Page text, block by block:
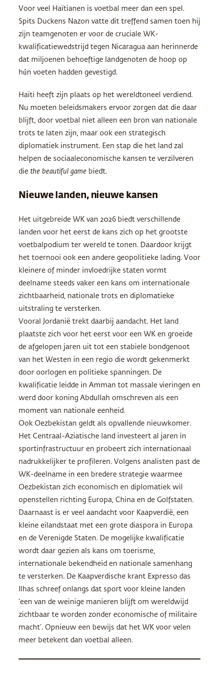
Voor veel Haïtianen is voetbal meer dan een spel.
Spits Duckens Nazon vatte dit treffend samen toen hij
zijn teamgenoten er voor de cruciale WK-
kwalificatiewedstrijd tegen Nicaragua aan herinnerde
dat miljoenen behoeftige landgenoten de hoop op
hún voeten hadden gevestigd.
Haïti heeft zijn plaats op het wereldtoneel verdiend.
Nu moeten beleidsmakers ervoor zorgen dat die daar
blijft, door voetbal niet alleen een bron van nationale
trots te laten zijn, maar ook een strategisch
diplomatiek instrument. Een stap die het land zal
helpen de sociaaleconomische kansen te verzilveren
die the beautiful game biedt.
Nieuwe landen, nieuwe kansen
Het uitgebreide WK van 2026 biedt verschillende
landen voor het eerst de kans zich op het grootste
voetbalpodium ter wereld te tonen. Daardoor krijgt
het toernooi ook een andere geopolitieke lading. Voor
kleinere of minder invloedrijke staten vormt
deelname steeds vaker een kans om internationale
zichtbaarheid, nationale trots en diplomatieke
uitstraling te versterken.
Vooral Jordanië trekt daarbij aandacht. Het land
plaatste zich voor het eerst voor een WK en groeide
de afgelopen jaren uit tot een stabiele bondgenoot
van het Westen in een regio die wordt gekenmerkt
door oorlogen en politieke spanningen. De
kwalificatie leidde in Amman tot massale vieringen en
werd door koning Abdullah omschreven als een
moment van nationale eenheid.
Ook Oezbekistan geldt als opvallende nieuwkomer.
Het Centraal-Aziatische land investeert al jaren in
sportinfrastructuur en probeert zich internationaal
nadrukkelijker te profileren. Volgens analisten past de
WK-deelname in een bredere strategie waarmee
Oezbekistan zich economisch en diplomatiek wil
openstellen richting Europa, China en de Golfstaten.
Daarnaast is er veel aandacht voor Kaapverdië, een
kleine eilandstaat met een grote diaspora in Europa
en de Verenigde Staten. De mogelijke kwalificatie
wordt daar gezien als kans om toerisme,
internationale bekendheid en nationale samenhang
te versterken. De Kaapverdische krant Expresso das
Ilhas schreef onlangs dat sport voor kleine landen
‘een van de weinige manieren blijft om wereldwijd
zichtbaar te worden zonder economische of militaire
macht’. Opnieuw een bewijs dat het WK voor velen
meer betekent dan voetbal alleen.